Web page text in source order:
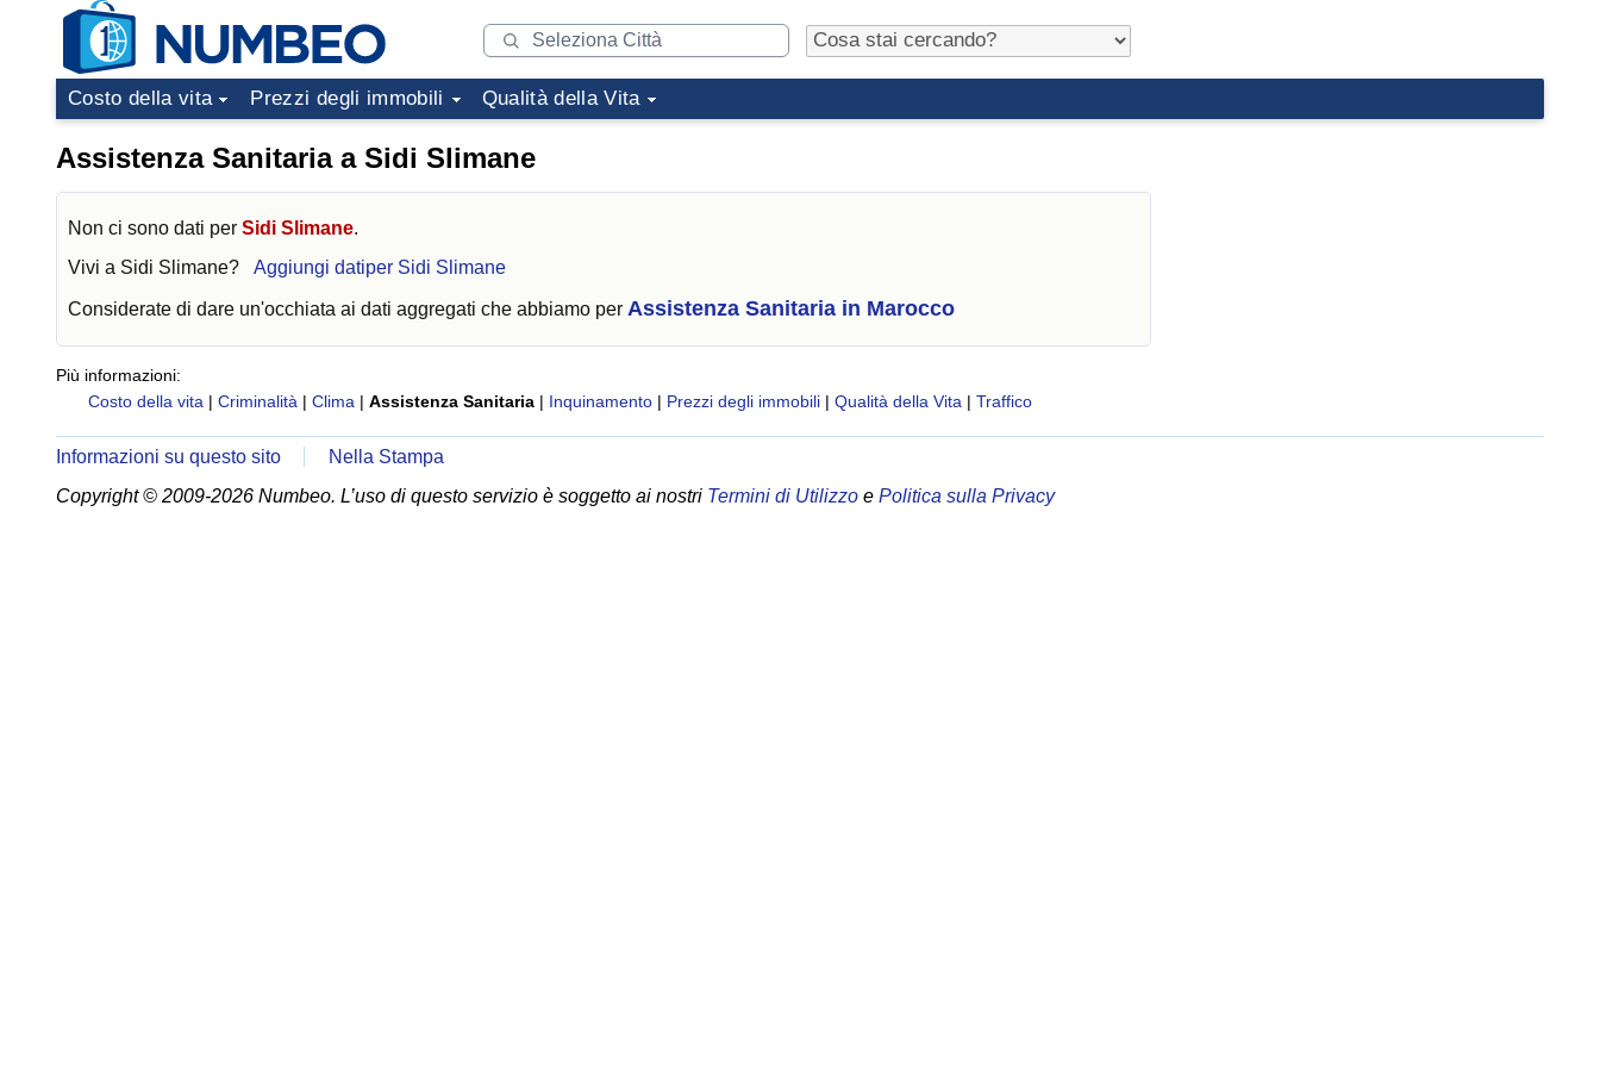
Costo della vita Prezzi degli immobili Qualità della Vita
Assistenza Sanitaria a Sidi Slimane
Non ci sono dati per Sidi Slimane.
Vivi a Sidi Slimane? Aggiungi datiper Sidi Slimane
Considerate di dare un'occhiata ai dati aggregati che abbiamo per Assistenza Sanitaria in Marocco
Più informazioni:
Costo della vita | Criminalità | Clima | Assistenza Sanitaria | Inquinamento | Prezzi degli immobili | Qualità della Vita | Traffico
Informazioni su questo sito
Nella Stampa
Copyright © 2009-2026 Numbeo. L’uso di questo servizio è soggetto ai nostri Termini di Utilizzo e Politica sulla Privacy